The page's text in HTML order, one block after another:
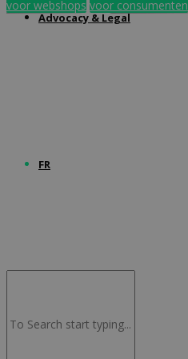
Advocacy & Legal
FR
voor webshops voor consumenten